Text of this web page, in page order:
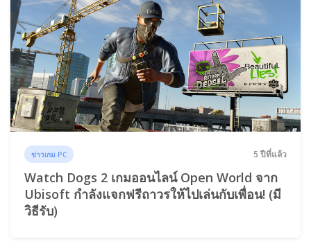
ข่าวเกม PC 5 ปีที่แล้ว
Watch Dogs 2 เกมออนไลน์ Open World จาก
Ubisoft กำลังแจกฟรีถาวรให้ไปเล่นกับเพื่อน! (มี
วิธีรับ)